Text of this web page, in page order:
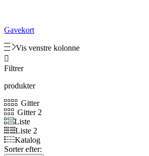
Gavekort
Vis venstre kolonne

Filtrer
produkter
Gitter
Gitter 2
Liste
Liste 2
Katalog
Sorter efter: